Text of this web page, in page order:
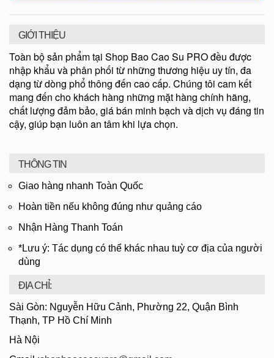
GIỚI THIỆU
Toàn bộ sản phẩm tại Shop Bao Cao Su PRO đều được
nhập khẩu và phân phối từ những thương hiệu uy tín, đa
dạng từ dòng phổ thông đến cao cấp. Chúng tôi cam kết
mang đến cho khách hàng những mặt hàng chính hãng,
chất lượng đảm bảo, giá bán minh bạch và dịch vụ đáng tin
cậy, giúp bạn luôn an tâm khi lựa chọn.
THÔNG TIN
Giao hàng nhanh Toàn Quốc
Hoàn tiền nếu không đúng như quảng cáo
Nhận Hàng Thanh Toán
*Lưu ý: Tác dụng có thể khác nhau tuỳ cơ địa của người
dùng
ĐỊA CHỈ:
Sài Gòn: Nguyễn Hữu Cảnh, Phường 22, Quận Bình
Thạnh, TP Hồ Chí Minh
Hà Nội